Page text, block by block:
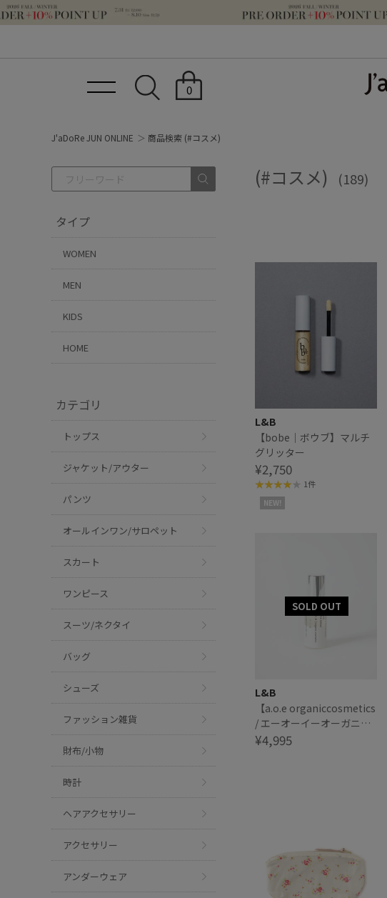
0
J'aDoRe JUN ONLINE 商品検索 (#コスメ)
タイプ
WOMEN
MEN
KIDS
HOME
カテゴリ
トップス
ジャケット/アウター
パンツ
オールインワン/サロペット
スカート
ワンピース
スーツ/ネクタイ
バッグ
シューズ
ファッション雑貨
財布/小物
時計
ヘアアクセサリー
アクセサリー
アンダーウェア
(#コスメ) (189)
L&B
【bobe｜ボウブ】マルチ
グリッター
¥2,750
1件
NEW!
L&B
【a.o.e organiccosmetics
/ エーオーイーオーガニッ
クコスメティクス】
¥4,995